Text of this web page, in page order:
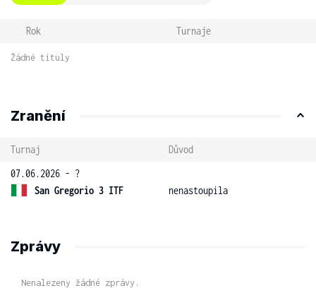
Rok Turnaje
Žádné tituly
Zranění
Turnaj
Důvod
07.06.2026 - ?
San Gregorio 3 ITF
nenastoupila
Zprávy
Nenalezeny žádné zprávy.